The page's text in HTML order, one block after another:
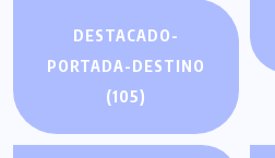
DESTACADO-
PORTADA-DESTINO
(105)